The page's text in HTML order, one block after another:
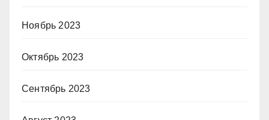
Ноябрь 2023
Октябрь 2023
Сентябрь 2023